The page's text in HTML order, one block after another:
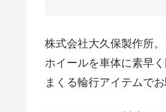
株式会社大久保製作所
ホイールを車体に素早
まくる輪行アイテムで